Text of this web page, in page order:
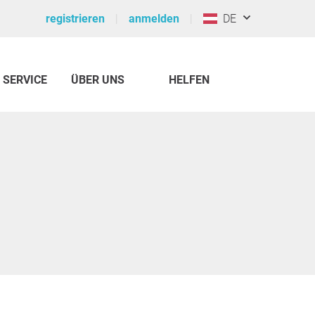
registrieren anmelden DE
SERVICE ÜBER UNS HELFEN